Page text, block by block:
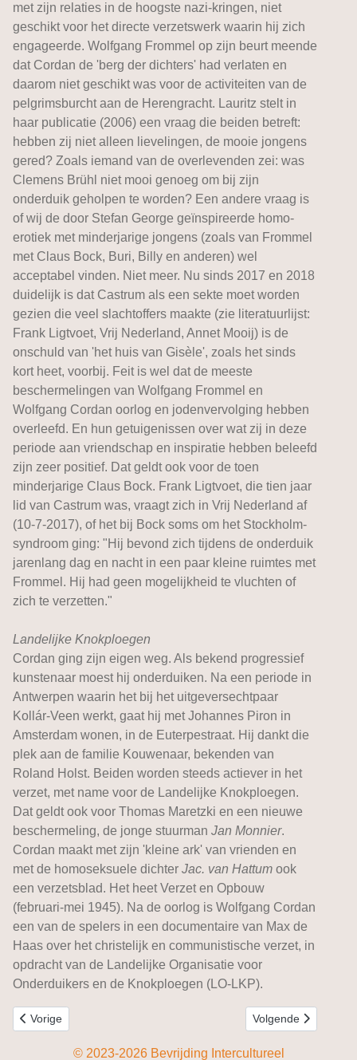
met zijn relaties in de hoogste nazi-kringen, niet
geschikt voor het directe verzetswerk waarin hij zich
engageerde. Wolfgang Frommel op zijn beurt meende
dat Cordan de 'berg der dichters' had verlaten en
daarom niet geschikt was voor de activiteiten van de
pelgrimsburcht aan de Herengracht. Lauritz stelt in
haar publicatie (2006) een vraag die beiden betreft:
hebben zij niet alleen lievelingen, de mooie jongens
gered? Zoals iemand van de overlevenden zei: was
Clemens Brühl niet mooi genoeg om bij zijn
onderduik geholpen te worden? Een andere vraag is
of wij de door Stefan George geïnspireerde homo-
erotiek met minderjarige jongens (zoals van Frommel
met Claus Bock, Buri, Billy en anderen) wel
acceptabel vinden. Niet meer. Nu sinds 2017 en 2018
duidelijk is dat Castrum als een sekte moet worden
gezien die veel slachtoffers maakte (zie literatuurlijst:
Frank Ligtvoet, Vrij Nederland, Annet Mooij) is de
onschuld van 'het huis van Gisèle', zoals het sinds
kort heet, voorbij. Feit is wel dat de meeste
beschermelingen van Wolfgang Frommel en
Wolfgang Cordan oorlog en jodenvervolging hebben
overleefd. En hun getuigenissen over wat zij in deze
periode aan vriendschap en inspiratie hebben beleefd
zijn zeer positief. Dat geldt ook voor de toen
minderjarige Claus Bock. Frank Ligtvoet, die tien jaar
lid van Castrum was, vraagt zich in Vrij Nederland af
(10-7-2017), of het bij Bock soms om het Stockholm-
syndroom ging: "Hij bevond zich tijdens de onderduik
jarenlang dag en nacht in een paar kleine ruimtes met
Frommel. Hij had geen mogelijkheid te vluchten of
zich te verzetten."
Landelijke Knokploegen
Cordan ging zijn eigen weg. Als bekend progressief
kunstenaar moest hij onderduiken. Na een periode in
Antwerpen waarin het bij het uitgeversechtpaar
Kollár-Veen werkt, gaat hij met Johannes Piron in
Amsterdam wonen, in de Euterpestraat. Hij dankt die
plek aan de familie Kouwenaar, bekenden van
Roland Holst. Beiden worden steeds actiever in het
verzet, met name voor de Landelijke Knokploegen.
Dat geldt ook voor Thomas Maretzki en een nieuwe
beschermeling, de jonge stuurman Jan Monnier.
Cordan maakt met zijn 'kleine ark' van vrienden en
met de homoseksuele dichter Jac. van Hattum ook
een verzetsblad. Het heet Verzet en Opbouw
(februari-mei 1945). Na de oorlog is Wolfgang Cordan
een van de spelers in een documentaire van Max de
Haas over het christelijk en communistische verzet, in
opdracht van de Landelijke Organisatie voor
Onderduikers en de Knokploegen (LO-LKP).
Vorig artikel: Wolfgang Frommel
Vorige Volgende artikel:
Volgende
© 2023-2026 Bevrijding Intercultureel